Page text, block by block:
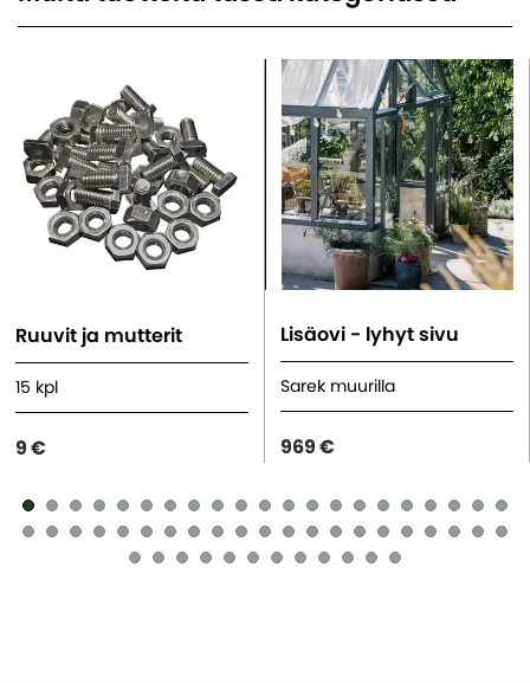
Ruuvit ja mutterit
15 kpl
9 €
Lisäovi - lyhyt sivu
Sarek muurilla
969 €